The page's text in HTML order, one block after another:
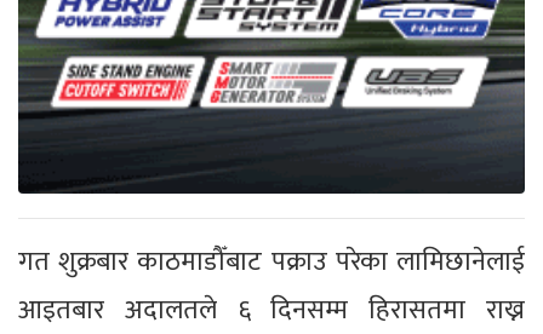
गत शुक्रबार काठमाडौँबाट पक्राउ परेका लामिछानेलाई
आइतबार अदालतले ६ दिनसम्म हिरासतमा राख्न